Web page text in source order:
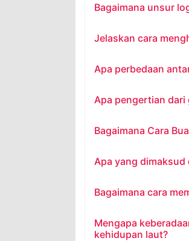
Bagaimana unsur
Jelaskan cara
Apa perbedaan
Apa pengertian
Bagaimana Cara
Apa yang
Bagaimana cara
Mengapa
kehidupan laut?